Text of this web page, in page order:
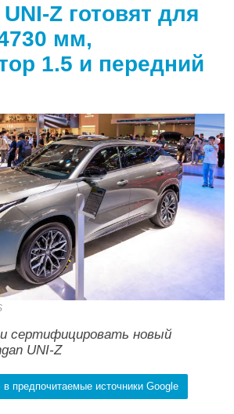
Z готовят для
мм,
1.5 и передний
сертифицировать новый
UNI-Z
предпочитаемые источники Google